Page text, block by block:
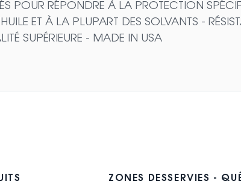
POUR RÉPONDRE À LA PROTECTION
ET À LA PLUPART DES SOLVANTS -
SUPÉRIEURE - MADE IN USA
ZONES DESSERVIES -